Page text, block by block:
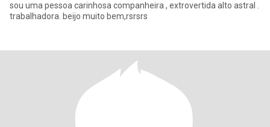
sou uma pessoa carinhosa companheira , extrovertida alto astral .
trabalhadora. beijo muito bem,rsrsrs